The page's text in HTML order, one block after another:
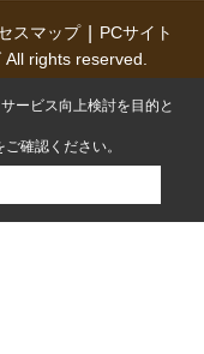
スマップ
PCサイト
All rights reserved.
ービス向上検討を目的と
ご確認ください。